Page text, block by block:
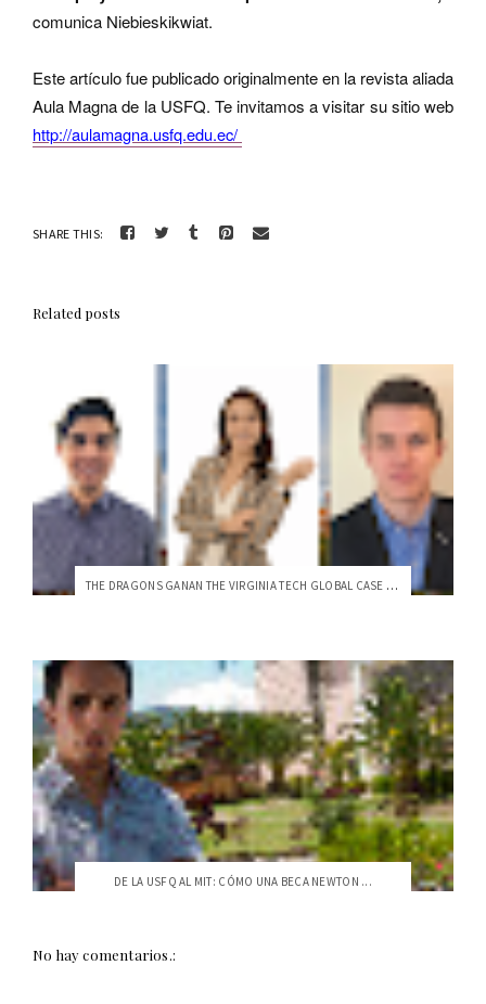
comunica Niebieskikwiat.
Este artículo fue publicado originalmente en la revista aliada
Aula Magna de la USFQ. Te invitamos a visitar su sitio web
http://aulamagna.usfq.edu.ec/
SHARE THIS:
Related posts
THE DRAGONS GANAN THE VIRGINIA TECH GLOBAL CASE CHALLENGE
DE LA USFQ AL MIT: CÓMO UNA BECA NEWTON ...
No hay comentarios.: